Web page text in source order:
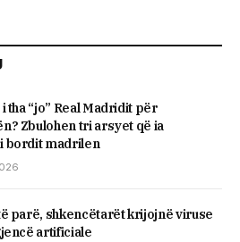
tha “jo” Real Madridit për
Zbulohen tri arsyet që ia
bordit madrilen
parë, shkencëtarët krijojnë viruse
artificiale